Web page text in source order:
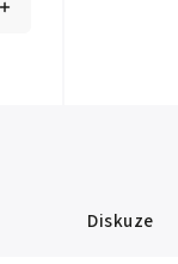
Diskuze